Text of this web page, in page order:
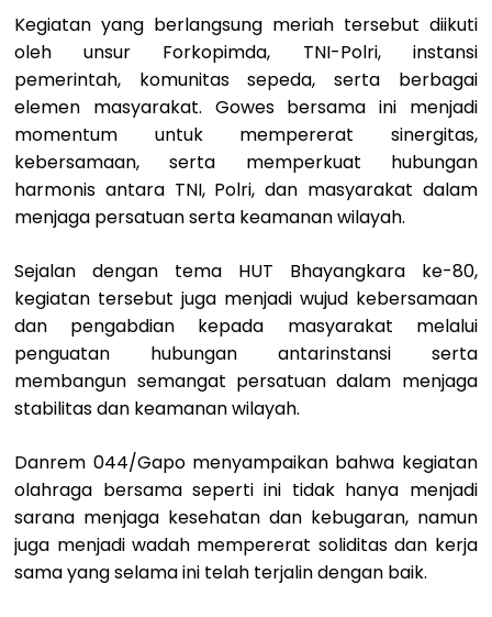
Kegiatan yang berlangsung meriah tersebut diikuti
oleh unsur Forkopimda, TNI-Polri, instansi
pemerintah, komunitas sepeda, serta berbagai
elemen masyarakat. Gowes bersama ini menjadi
momentum untuk mempererat sinergitas,
kebersamaan, serta memperkuat hubungan
harmonis antara TNI, Polri, dan masyarakat dalam
menjaga persatuan serta keamanan wilayah.
Sejalan dengan tema HUT Bhayangkara ke-80,
kegiatan tersebut juga menjadi wujud kebersamaan
dan pengabdian kepada masyarakat melalui
penguatan hubungan antarinstansi serta
membangun semangat persatuan dalam menjaga
stabilitas dan keamanan wilayah.
Danrem 044/Gapo menyampaikan bahwa kegiatan
olahraga bersama seperti ini tidak hanya menjadi
sarana menjaga kesehatan dan kebugaran, namun
juga menjadi wadah mempererat soliditas dan kerja
sama yang selama ini telah terjalin dengan baik.